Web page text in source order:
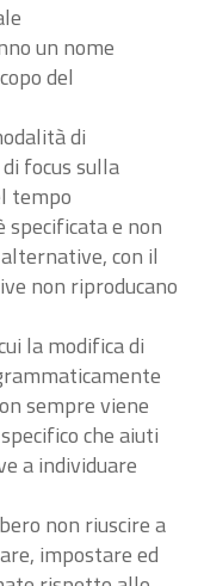
un nome
del
di
focus sulla
tempo
specificata e non
con il
non riproducano
la modifica di
sempre viene
che aiuti
a individuare
non riuscire a
impostare ed